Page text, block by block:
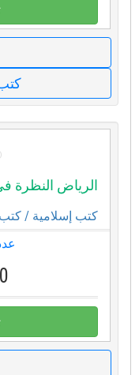
كتب
الرياض النظرة
كتب إسلامية / كتب
0